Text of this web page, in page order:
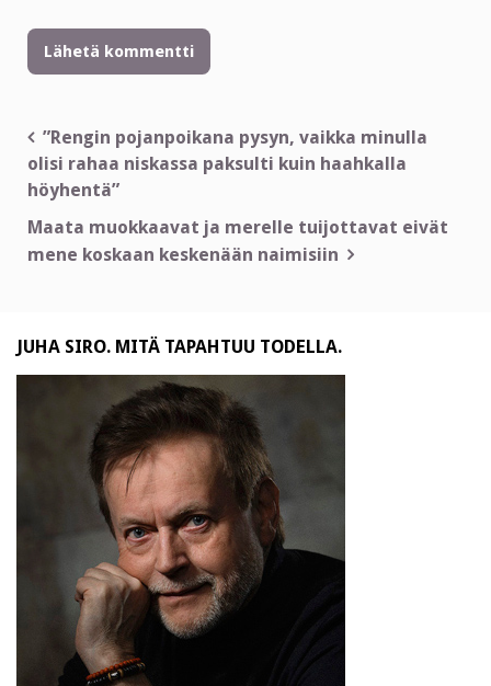
Artikkelien
selaus
”Rengin pojanpoikana pysyn, vaikka minulla
olisi rahaa niskassa paksulti kuin haahkalla
höyhentä”
Maata muokkaavat ja merelle tuijottavat eivät
mene koskaan keskenään naimisiin
JUHA SIRO. MITÄ TAPAHTUU TODELLA.